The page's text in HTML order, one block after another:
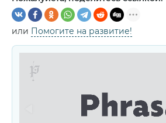
или Помогите на развитие!